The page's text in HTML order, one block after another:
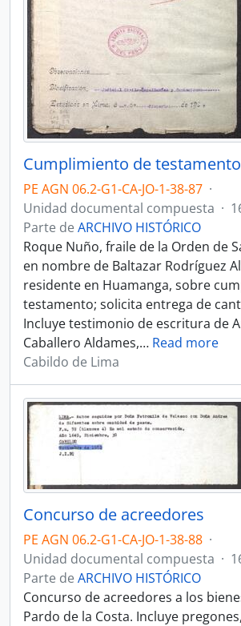
Cumplimiento de testamento
PE AGN 06.2-G1-CA-JO-1-38-87 ·
Unidad documental compuesta ·
Parte de ARCHIVO HISTÓRICO
Roque Nuño, fraile de la Orden de
en nombre de Baltazar Rodríguez
residente en Huamanga, sobre
testamento; solicita entrega de
Incluye testimonio de escritura de
Caballero Aldames,… Read more
Cabildo de Lima
Concurso de acreedores
PE AGN 06.2-G1-CA-JO-1-38-88 ·
Unidad documental compuesta ·
Parte de ARCHIVO HISTÓRICO
Concurso de acreedores a los
Pardo de la Costa. Incluye